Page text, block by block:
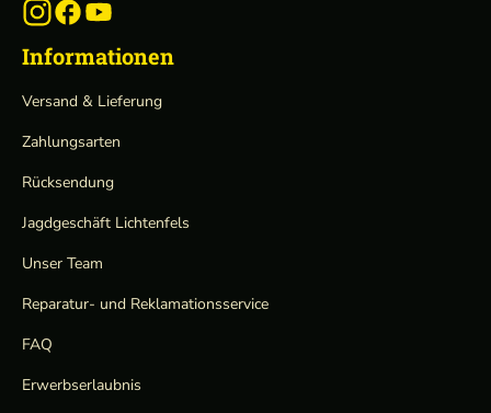
Informationen
Versand & Lieferung
Zahlungsarten
Rücksendung
Jagdgeschäft Lichtenfels
Unser Team
Reparatur- und Reklamationsservice
FAQ
Erwerbserlaubnis